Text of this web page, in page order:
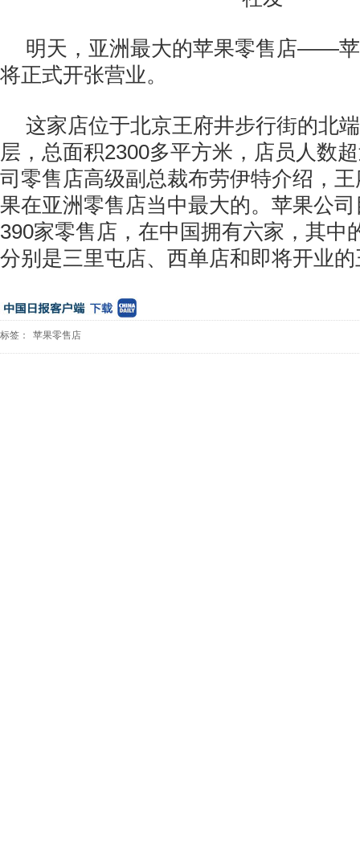
明天，亚洲最大的苹果零售店――
将正式开张营业。
这家店位于北京王府井步行街的北
层，总面积2300多平方米，店员人数
司零售店高级副总裁布劳伊特介绍，
果在亚洲零售店当中最大的。苹果公
390家零售店，在中国拥有六家，其中
分别是三里屯店、西单店和即将开业
标签： 苹果零售店